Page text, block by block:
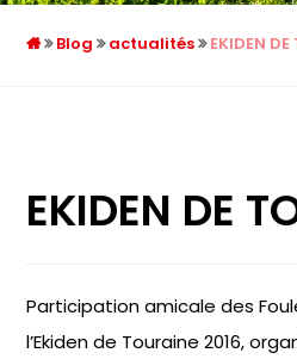
Blog actualités EKIDEN
EKIDEN DE
Participation amicale des
l’Ekiden de Touraine 2016,